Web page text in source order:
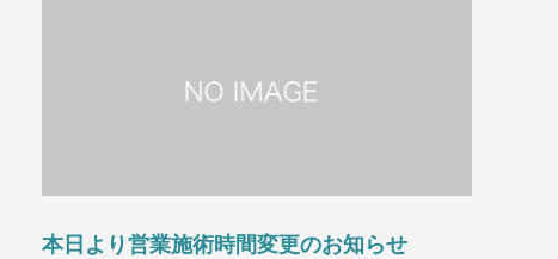
本日より営業施術時間変更のお知らせ